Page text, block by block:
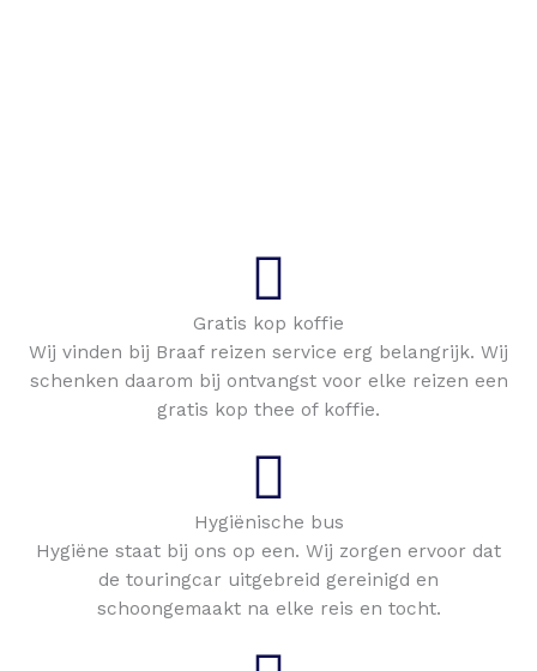
Gratis kop koffie
Wij vinden bij Braaf reizen service erg belangrijk. Wij
schenken daarom bij ontvangst voor elke reizen een
gratis kop thee of koffie.
Hygiënische bus
Hygiëne staat bij ons op een. Wij zorgen ervoor dat
de touringcar uitgebreid gereinigd en
schoongemaakt na elke reis en tocht.